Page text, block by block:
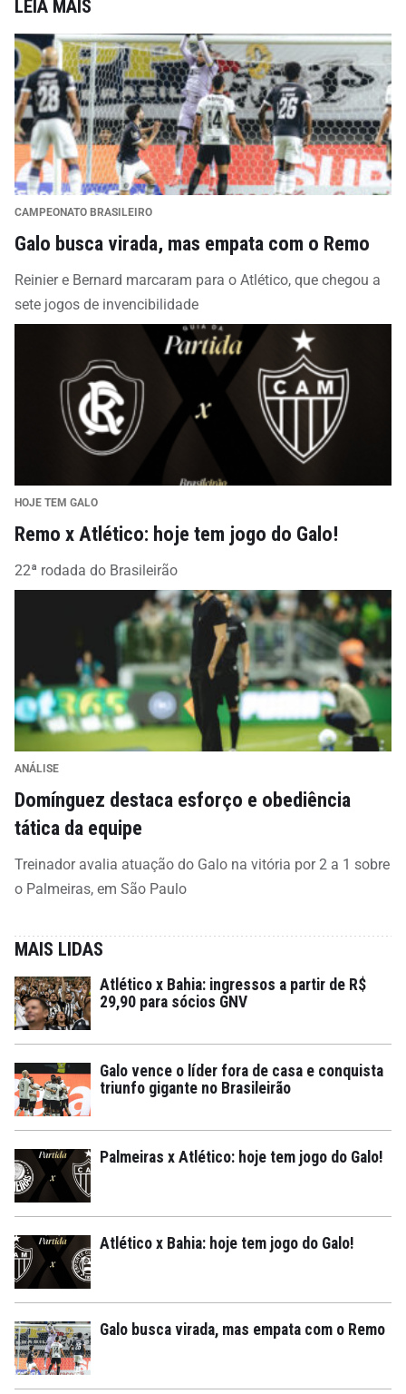
LEIA MAIS
CAMPEONATO BRASILEIRO
Galo busca virada, mas empata com o Remo
Reinier e Bernard marcaram para o Atlético, que chegou a
sete jogos de invencibilidade
HOJE TEM GALO
Remo x Atlético: hoje tem jogo do Galo!
22ª rodada do Brasileirão
ANÁLISE
Domínguez destaca esforço e obediência
tática da equipe
Treinador avalia atuação do Galo na vitória por 2 a 1 sobre
o Palmeiras, em São Paulo
MAIS LIDAS
Atlético x Bahia: ingressos a partir de R$
29,90 para sócios GNV
Galo vence o líder fora de casa e conquista
triunfo gigante no Brasileirão
Palmeiras x Atlético: hoje tem jogo do Galo!
Atlético x Bahia: hoje tem jogo do Galo!
Galo busca virada, mas empata com o Remo